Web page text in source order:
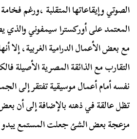
الصوتي وإيقاعاتها المتقلبة ،ورغم
المعتمد على أوركسترا سيمفوني
مع بعض الأعمال الدرامية الغربية،
التقارب مع الذائقة المصرية الأصيلة
نفسه أمام أعمال موسيقية تفتقر إلى
تظل عالقة في ذهنه بالإضافة إلى أن
مزعجة بعض الشئ جعلت المستمع يبدو